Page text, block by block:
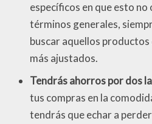
específicos en que esto no
términos generales,
buscar aquellos
más ajustados.
Tendrás ahorros por dos
tus compras en la
tendrás que echar a